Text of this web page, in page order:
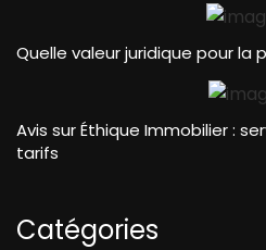
Quelle valeur juridique pour la
Avis sur Éthique Immobilier :
tarifs
Catégories